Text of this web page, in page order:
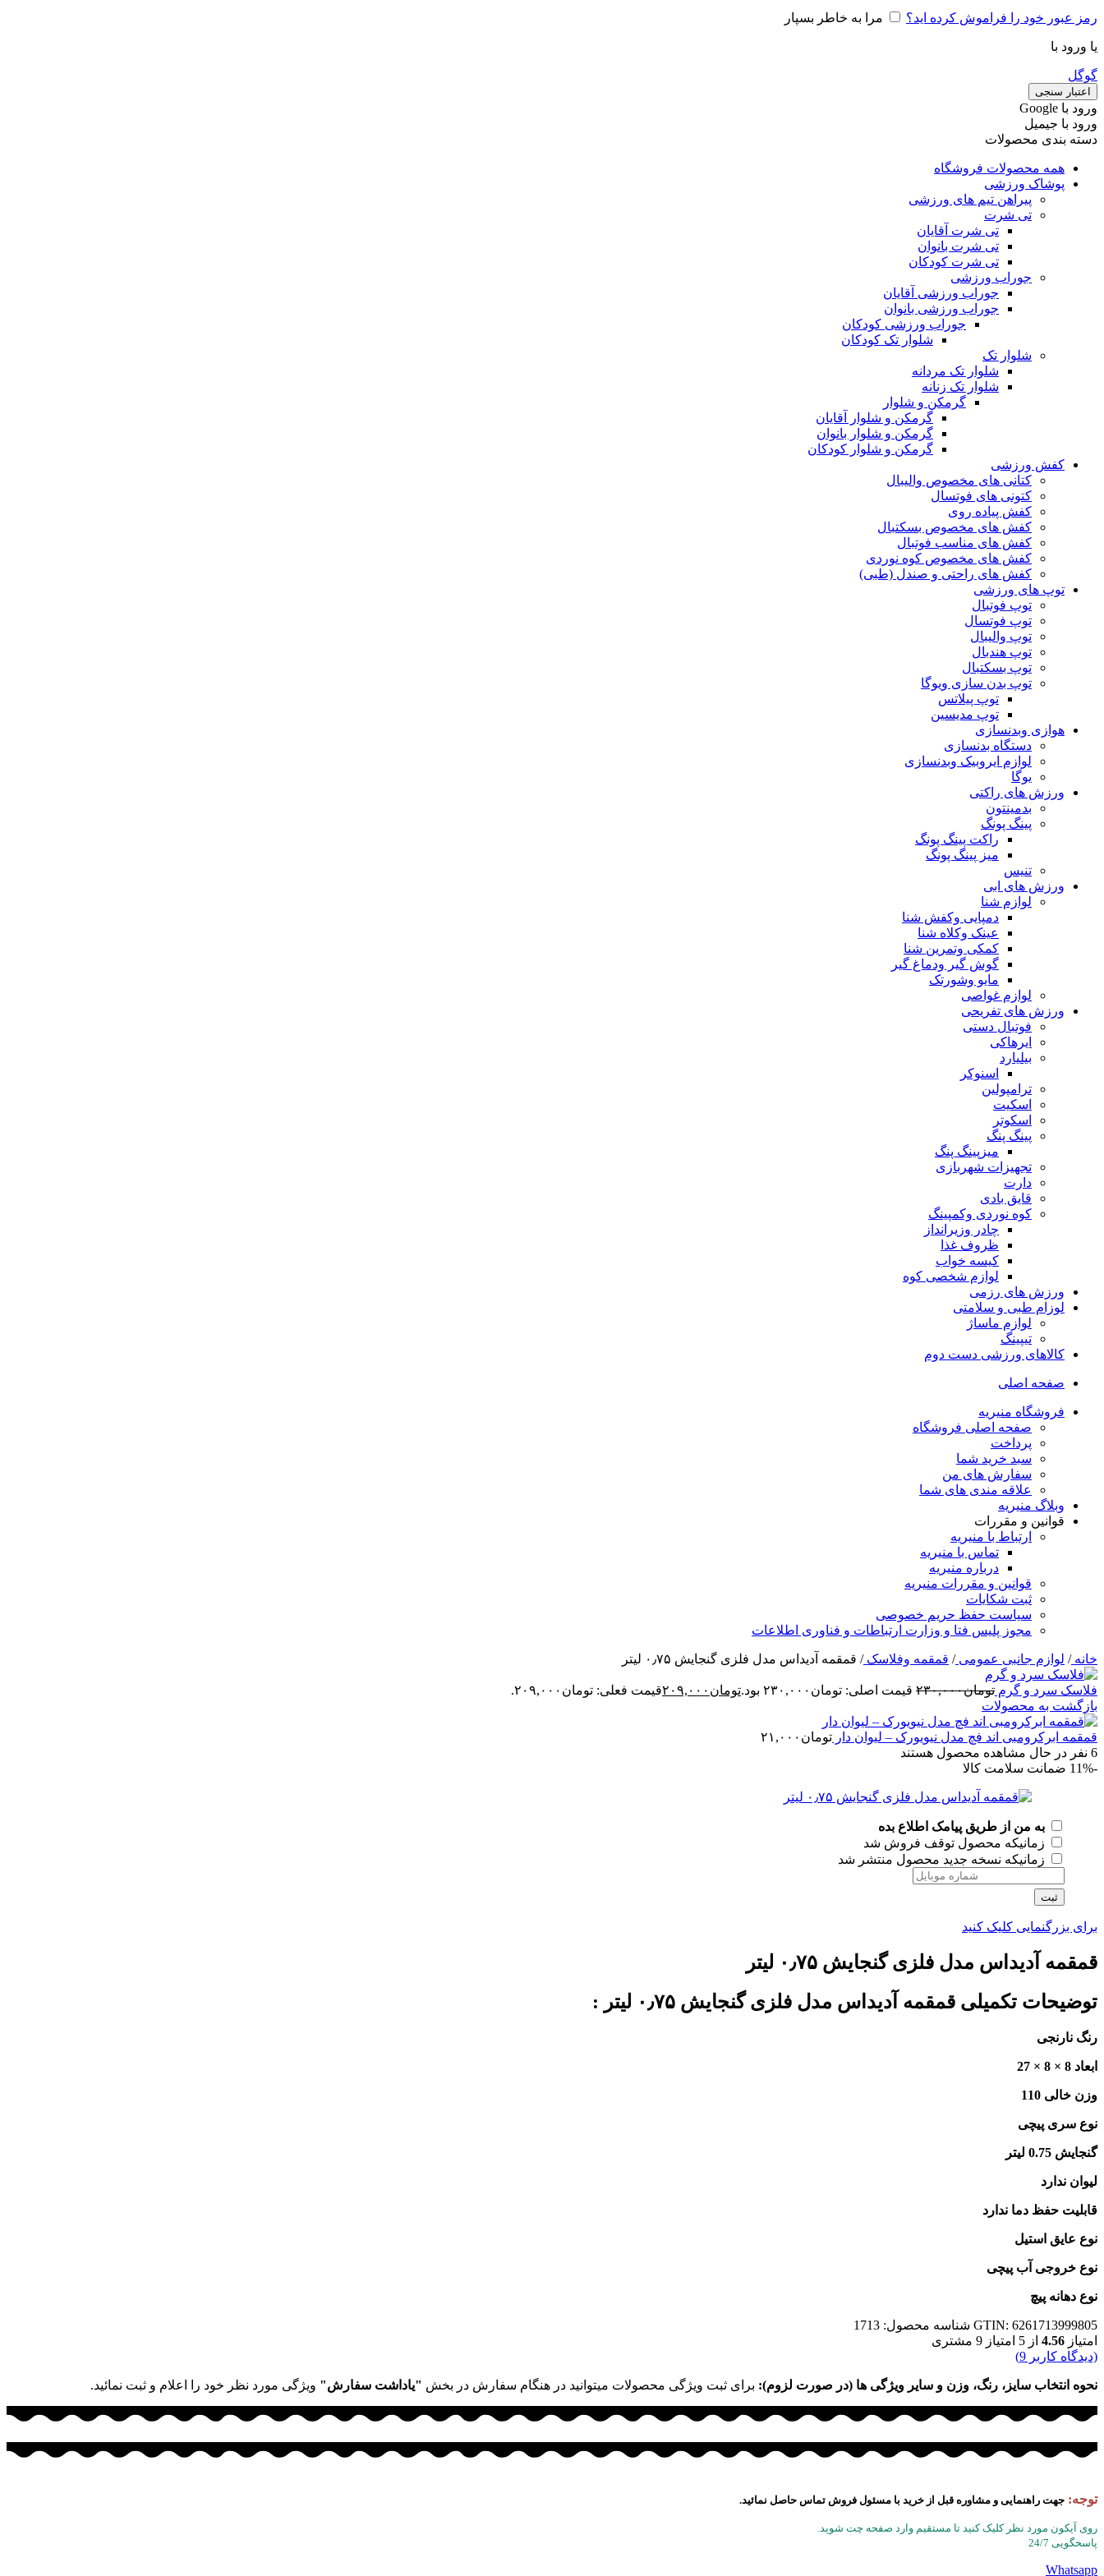
رمز عبور خود را فراموش کرده اید؟ مرا به خاطر بسپار
یا ورود با
گوگل
اعتبار سنجی
ورود با ‫Google
ورود با جیمیل
دسته بندی محصولات
همه محصولات فروشگاه
پوشاک ورزشی
پیراهن تیم های ورزشی
تی شرت
تی شرت آقایان
تی شرت بانوان
تی شرت کودکان
جوراب ورزشی
جوراب ورزشی آقایان
جوراب ورزشی بانوان
جوراب ورزشی کودکان
شلوار تک کودکان
شلوار تک
شلوار تک مردانه
شلوار تک زنانه
گرمکن و شلوار
گرمکن و شلوار آقایان
گرمکن و شلوار بانوان
گرمکن و شلوار کودکان
کفش ورزشی
کتانی های مخصوص والیبال
کتونی های فوتسال
کفش پیاده روی
کفش های مخصوص بسکتبال
کفش های مناسب فوتبال
کفش های مخصوص کوه نوردی
کفش های راحتی و صندل (طبی)
توپ های ورزشی
توپ فوتبال
توپ فوتسال
توپ والیبال
توپ هندبال
توپ بسکتبال
توپ بدن سازی ویوگا
توپ پیلاتس
توپ مدیسین
هوازی وبدنسازی
دستگاه بدنسازی
لوازم ایروبیک وبدنسازی
یوگا
ورزش های راکتی
بدمینتون
پینگ پونگ
راکت پینگ پونگ
میز پینگ پونگ
تنیس
ورزش های ابی
لوازم شنا
دمپایی وکفش شنا
عینک وکلاه شنا
کمکی وتمرین شنا
گوش گیر ودماغ گیر
مایو وشورتک
لوازم غواصی
ورزش های تفریحی
فوتبال دستی
ایرهاکی
بیلیارد
اسنوکر
ترامپولین
اسکیت
اسکوتر
پینگ پنگ
میزپینگ پنگ
تجهیزات شهربازی
دارت
قایق بادی
کوه نوردی وکمپینگ
چادر وزیرانداز
ظروف غذا
کیسه خواب
لوازم شخصی کوه
ورزش های رزمی
لوزام طبی و سلامتی
لوازم ماساژ
تیپینگ
کالاهای ورزشی دست دوم
صفحه اصلی
فروشگاه منیریه
صفحه اصلی فروشگاه
پرداخت
سبد خرید شما
سفارش های من
علاقه مندی های شما
وبلاگ منیریه
قوانین و مقررات
ارتباط با منیریه
تماس با منیریه
درباره منیریه
قوانین و مقررات منیریه
ثبت شکایات
سیاست حفظ حریم خصوصی
مجوز پلیس فتا و وزارت ارتباطات و فناوری اطلاعات
خانه/ لوازم جانبی عمومی/ قمقمه وفلاسک/ قمقمه آدیداس مدل فلزی گنجایش ۰٫۷۵ لیتر
فلاسک سرد و گرم تومان۲۳۰,۰۰۰ قیمت اصلی: تومان۲۳۰,۰۰۰ بود. تومان ۲۰۹,۰۰۰قیمت فعلی: تومان۲۰۹,۰۰۰.
بازگشت به محصولات
قمقمه ابرکرومبی اند فچ مدل نیویورک – لیوان دار تومان ۲۱,۰۰۰
6 نفر در حال مشاهده محصول هستند
-11%
ضمانت سلامت کالا
به من از طریق پیامک اطلاع بده
زمانیکه محصول توقف فروش شد
زمانیکه نسخه جدید محصول منتشر شد
ثبت
برای بزرگنمایی کلیک کنید
قمقمه آدیداس مدل فلزی گنجایش ۰٫۷۵ لیتر
توضیحات تکمیلی قمقمه آدیداس مدل فلزی گنجایش ۰٫۷۵ لیتر :
رنگ نارنجی
ابعاد 8 × 8 × 27
وزن خالی 110
نوع سری پیچی
گنجایش 0.75 لیتر
لیوان ندارد
قابلیت حفظ دما ندارد
نوع عایق استیل
نوع خروجی آب پیچی
نوع دهانه پیچ
GTIN: 6261713999805 شناسه محصول: 1713
امتیاز 4.56 از 5 امتیاز 9 مشتری
(دیدگاه کاربر 9
)
نحوه انتخاب سایز، رنگ، وزن و سایر ویژگی ها (در صورت لزوم): برای ثبت ویژگی محصولات میتوانید در هنگام سفارش در بخش "یاداشت سفارش" ویژگی مورد نظر خود را اعلام و ثبت نمائید.
توجه: جهت راهنمایی و مشاوره قبل از خرید با مسئول فروش تماس حاصل نمائید.
روی آیکون مورد نظر کلیک کنید تا مستقیم وارد صفحه چت شوید.
پاسخگویی 24/7
Whatsapp